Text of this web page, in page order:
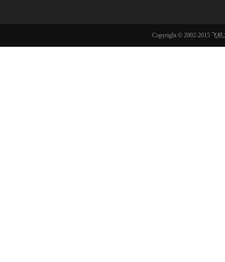
Copyright © 2002-2015 飞